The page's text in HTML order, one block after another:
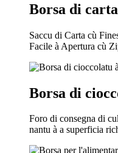
Borsa di
Saccu di Carta cù
Facile à Apertura cù
Borsa di
Foro di consegna di
nantu à a superficia